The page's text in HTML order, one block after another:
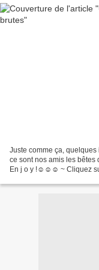
Juste comme ça, quelques
ce sont nos amis les
En j o y !☺☺☺ ~ Cliquez